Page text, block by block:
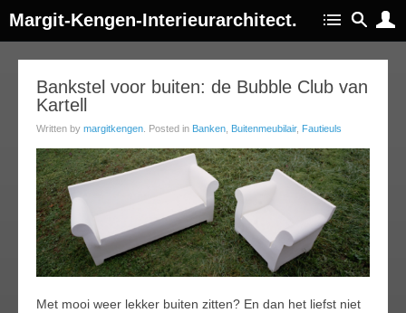
Margit-Kengen-Interieurarchitect.
Bankstel voor buiten: de Bubble Club van
Kartell
Written by margitkengen . Posted in Banken Buitenmeubilair, Fautieuls
Met mooi weer lekker buiten zitten? En dan het liefst niet